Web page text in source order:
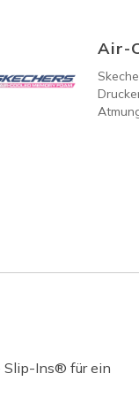
Air-
Slip-Ins® für ein